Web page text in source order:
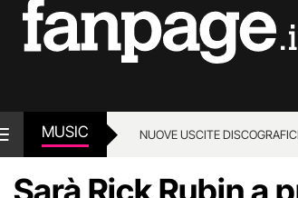
MUSIC NUOVE USCITE